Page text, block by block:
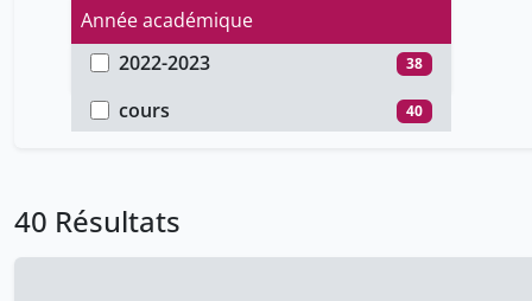
Année académique
2022-2023
38
2021-2022 2
Type de document
cours
40
40 Résultats